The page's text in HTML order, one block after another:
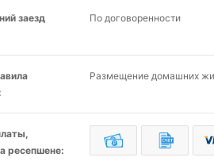
заезд
По договоренности
Размещение домашних
ресепшене: